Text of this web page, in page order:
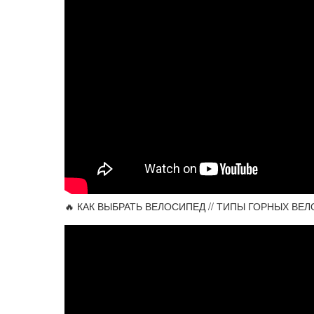
🔥 КАК ВЫБРАТЬ ВЕЛОСИПЕД // ТИПЫ ГОРНЫХ